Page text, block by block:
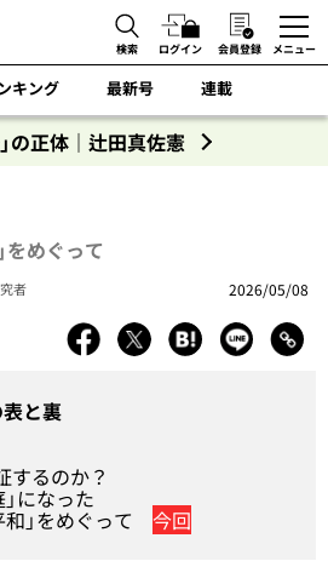
検索 ログイン 会員登録 メニュー
キング 最新号 連載
」の正体｜辻田真佐憲
をめぐって
者 2026/05/08
表と裏
するのか？
」になった
和」をめぐって 今回